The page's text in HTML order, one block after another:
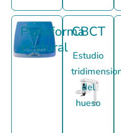
Plataforma
postural
CBCT
Estudio
del
hueso